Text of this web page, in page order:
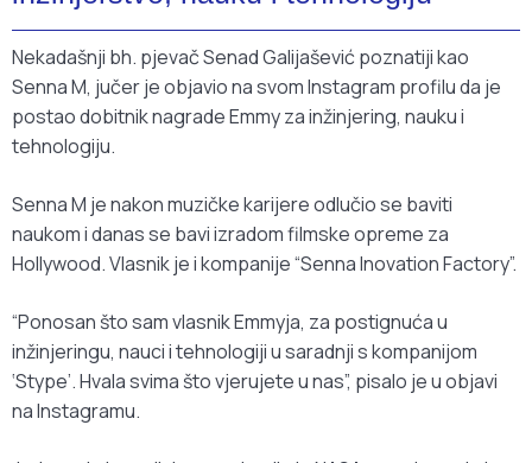
Nekadašnji bh. pjevač Senad Galijašević poznatiji kao
Senna M, jučer je objavio na svom Instagram profilu da je
postao dobitnik nagrade Emmy za inžinjering, nauku i
tehnologiju.
Senna M je nakon muzičke karijere odlučio se baviti
naukom i danas se bavi izradom filmske opreme za
Hollywood. Vlasnik je i kompanije “Senna Inovation Factory”.
“Ponosan što sam vlasnik Emmyja, za postignuća u
inžinjeringu, nauci i tehnologiji u saradnji s kompanijom
‘Stype’. Hvala svima što vjerujete u nas”, pisalo je u objavi
na Instagramu.